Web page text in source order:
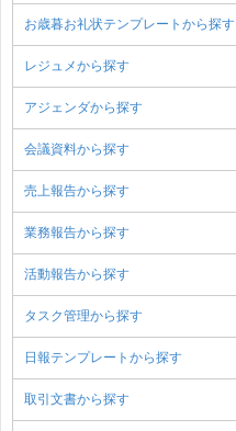
お歳暮お礼状テンプレートから探す
レジュメから探す
アジェンダから探す
会議資料から探す
売上報告から探す
業務報告から探す
活動報告から探す
タスク管理から探す
日報テンプレートから探す
取引文書から探す